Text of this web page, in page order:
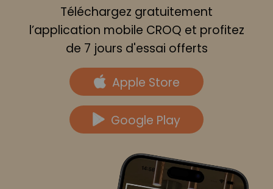
Téléchargez gratuitement
l’application mobile CROQ et profitez
de 7 jours d'essai offerts
Apple Store
Google Play